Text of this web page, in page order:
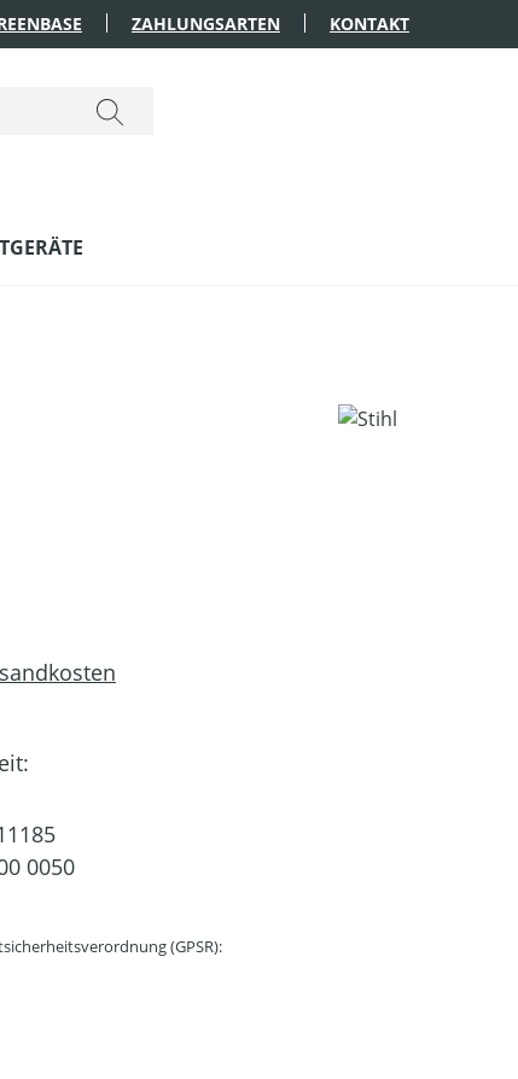
ZAHLUNGSARTEN KONTAKT
0050
(GPSR):